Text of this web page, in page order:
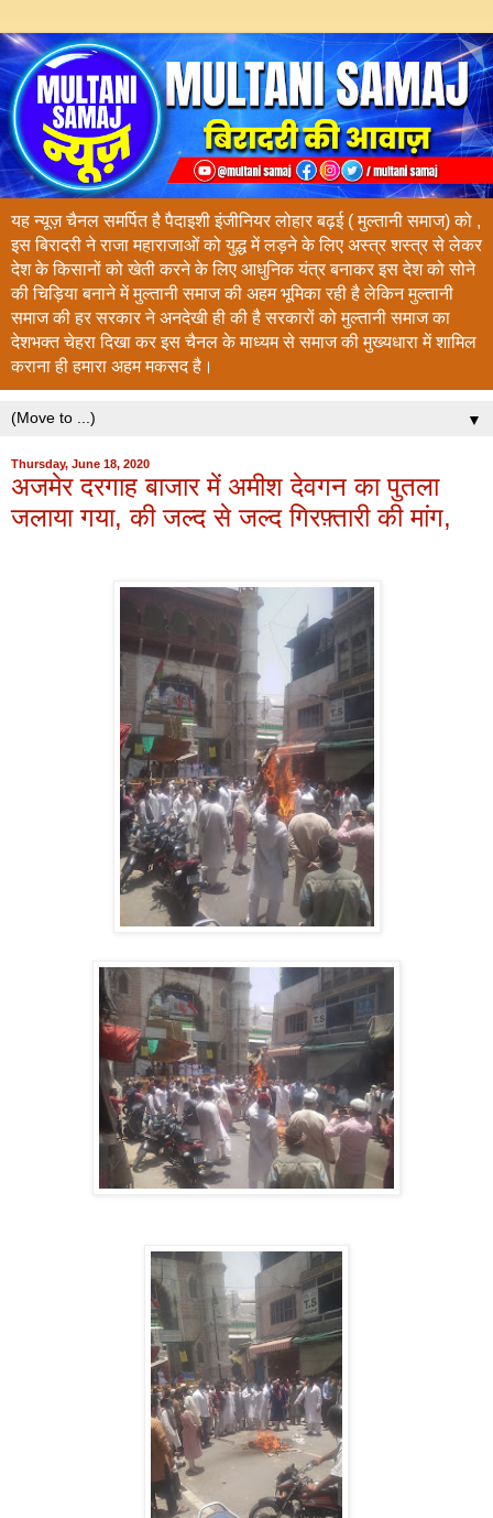
यह न्यूज़ चैनल समर्पित है पैदाइशी इंजीनियर लोहार बढ़ई ( मुल्तानी समाज) को ,
इस बिरादरी ने राजा महाराजाओं को युद्ध में लड़ने के लिए अस्त्र शस्त्र से लेकर
देश के किसानों को खेती करने के लिए आधुनिक यंत्र बनाकर इस देश को सोने
की चिड़िया बनाने में मुल्तानी समाज की अहम भूमिका रही है लेकिन मुल्तानी
समाज की हर सरकार ने अनदेखी ही की है सरकारों को मुल्तानी समाज का
देशभक्त चेहरा दिखा कर इस चैनल के माध्यम से समाज की मुख्यधारा में शामिल
कराना ही हमारा अहम मकसद है।
▼
Thursday, June 18, 2020
अजमेर दरगाह बाजार में अमीश देवगन का पुतला
जलाया गया, की जल्द से जल्द गिरफ़्तारी की मांग,